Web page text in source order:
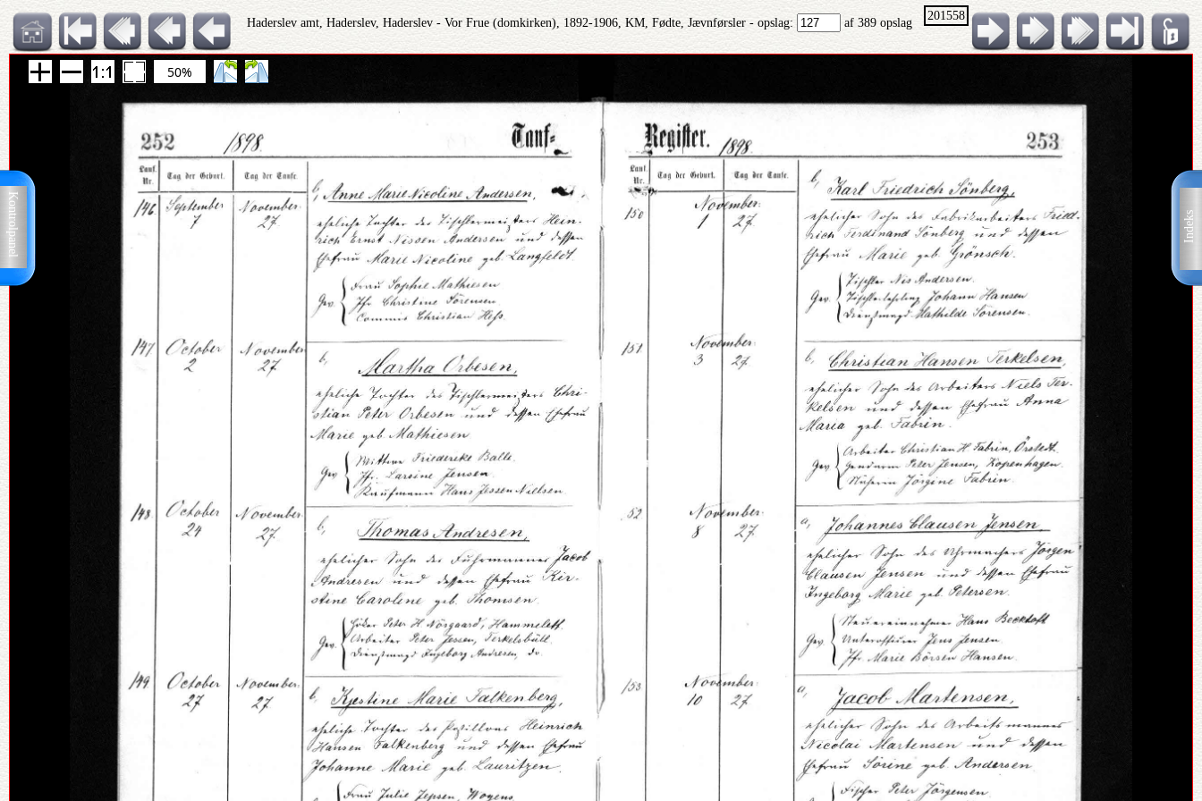
Indeks
Kontrolpanel
201558
Haderslev amt, Haderslev, Haderslev - Vor Frue (domkirken), 1892-1906, KM, Fødte, Jævnførsler - opslag: af 389 opslag
50%